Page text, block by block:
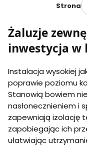
Strona
Żaluzje
inwestycja
Instalacja wysokiej
poprawie poziomu
Stanowią bowiem
nasłonecznieniem i
zapewniają izolację
zapobiegając ich
ułatwiając